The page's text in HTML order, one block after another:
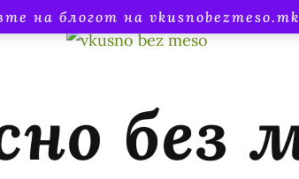
на блогот на vkusnobezmeso.mk
без